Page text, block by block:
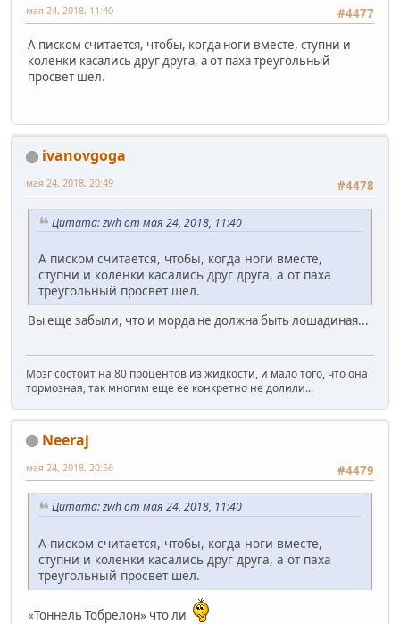
#4477
мая 24, 2018, 11:40
А писком считается, чтобы, когда ноги вместе, ступни и
коленки касались друг друга, а от паха треугольный
просвет шел.
ivanovgoga
#4478
мая 24, 2018, 20:49
Цитата: zwh от мая 24, 2018, 11:40
А писком считается, чтобы, когда ноги вместе,
ступни и коленки касались друг друга, а от паха
треугольный просвет шел.
Вы еще забыли, что и морда не должна быть лошадиная...
Мозг состоит на 80 процентов из жидкости, и мало того, что она
тормозная, так многим еще ее конкретно не долили...
Neeraj
#4479
мая 24, 2018, 20:56
Цитата: zwh от мая 24, 2018, 11:40
А писком считается, чтобы, когда ноги вместе,
ступни и коленки касались друг друга, а от паха
треугольный просвет шел.
«Тоннель Тобрелон» что ли